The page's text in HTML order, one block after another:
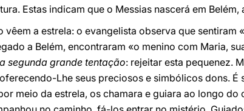
Estas indicam que o Messias nascerá em Belém,
a estrela: o evangelista observa que sentiram
a Belém, encontraram «o menino com Maria,
a segunda grande tentação: rejeitar esta pequenez.
Lhe seus preciosos e simbólicos dons. É
meio da estrela, os chamara e guiara ao longo do